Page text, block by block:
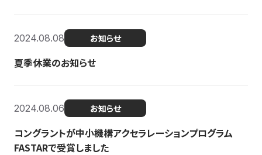
2024.08.08 お知らせ
夏季休業のお知らせ
2024.08.06 お知らせ
コングラントが中小機構アクセラレーションプログラム
FASTARで受賞しました